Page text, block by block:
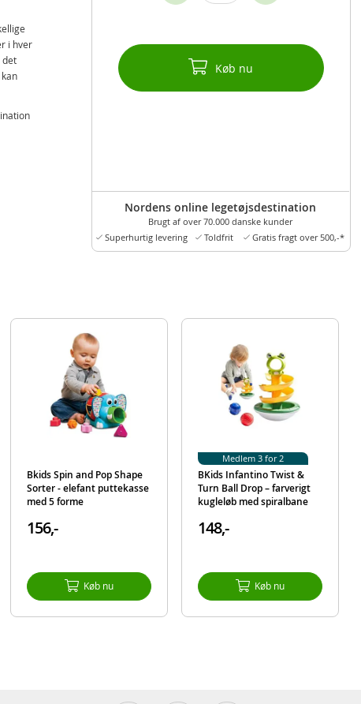
Køb nu
Nordens online legetøjsdestination
Brugt af over 70.000 danske kunder
Superhurtig levering
Toldfrit Gratis fragt over 500,-*
i hver
det
Bkids Spin and Pop Shape
Sorter - elefant puttekasse
med 5 forme
156,-
Køb nu
BKids Infantino Twist &
Turn Ball Drop – farverigt
kugleløb med spiralbane
148,-
Køb nu
Medlem 3 for 2